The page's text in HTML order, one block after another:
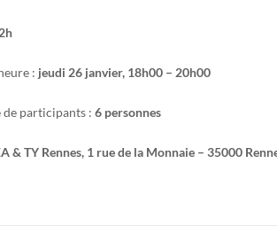
2h
: jeudi 26 janvier, 18h00 – 20h00
de participants : 6 personnes
& TY Rennes, 1 rue de la Monnaie – 35000